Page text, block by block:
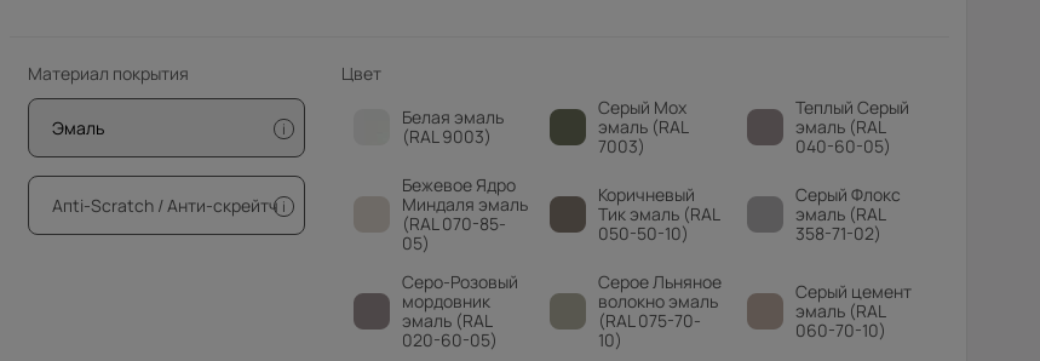
Материал покрытия
Эмаль i
Апti-Sсrаtсh / Анти-скрейтч i
Цвет
Белая эмаль
(RAL 9003)
Серый Мох
эмаль (RAL
7003)
Теплый Серый
эмаль (RAL
040-60-05)
Бежевое Ядро
Миндаля эмаль
(RAL 070-85-
05)
Коричневый
Тик эмаль (RAL
050-50-10)
Серый Флокс
эмаль (RAL
358-71-02)
Серо-Розовый
мордовник
эмаль (RAL
020-60-05)
Серое Льняное
волокно эмаль
(RAL 075-70-
10)
Серый цемент
эмаль (RAL
060-70-10)